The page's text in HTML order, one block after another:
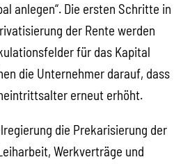
anlegen“. Die ersten Schritte in
der Rente werden
für das Kapital
die Unternehmer darauf, dass
erneut erhöht.
die Prekarisierung der
Werkverträge und